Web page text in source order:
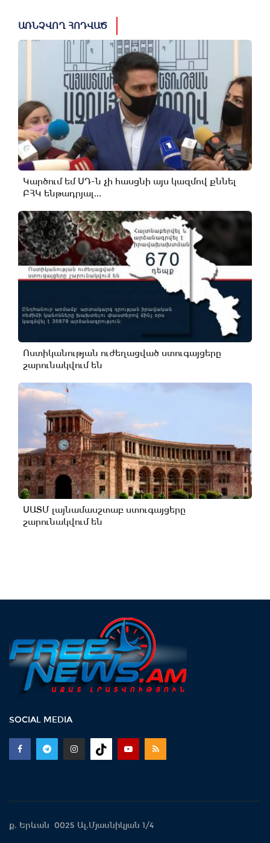
ԱՌՆՉՎՈՂ ՀՈԴՎԱԾ
Կարծում եմ ՍԴ-ն չի հասցնի այս կազմով քննել
ԲՀԿ ենթադրյալ...
Ոստիկանության ուժեղացված ստուգայցերը
շարունակվում են
ՍԱՏՄ լայնամասշտաբ ստուգայցերը
շարունակվում են
SOCIAL MEDIA
ք. Երևան 0025 Ալ.Մյասնիկյան 1/4